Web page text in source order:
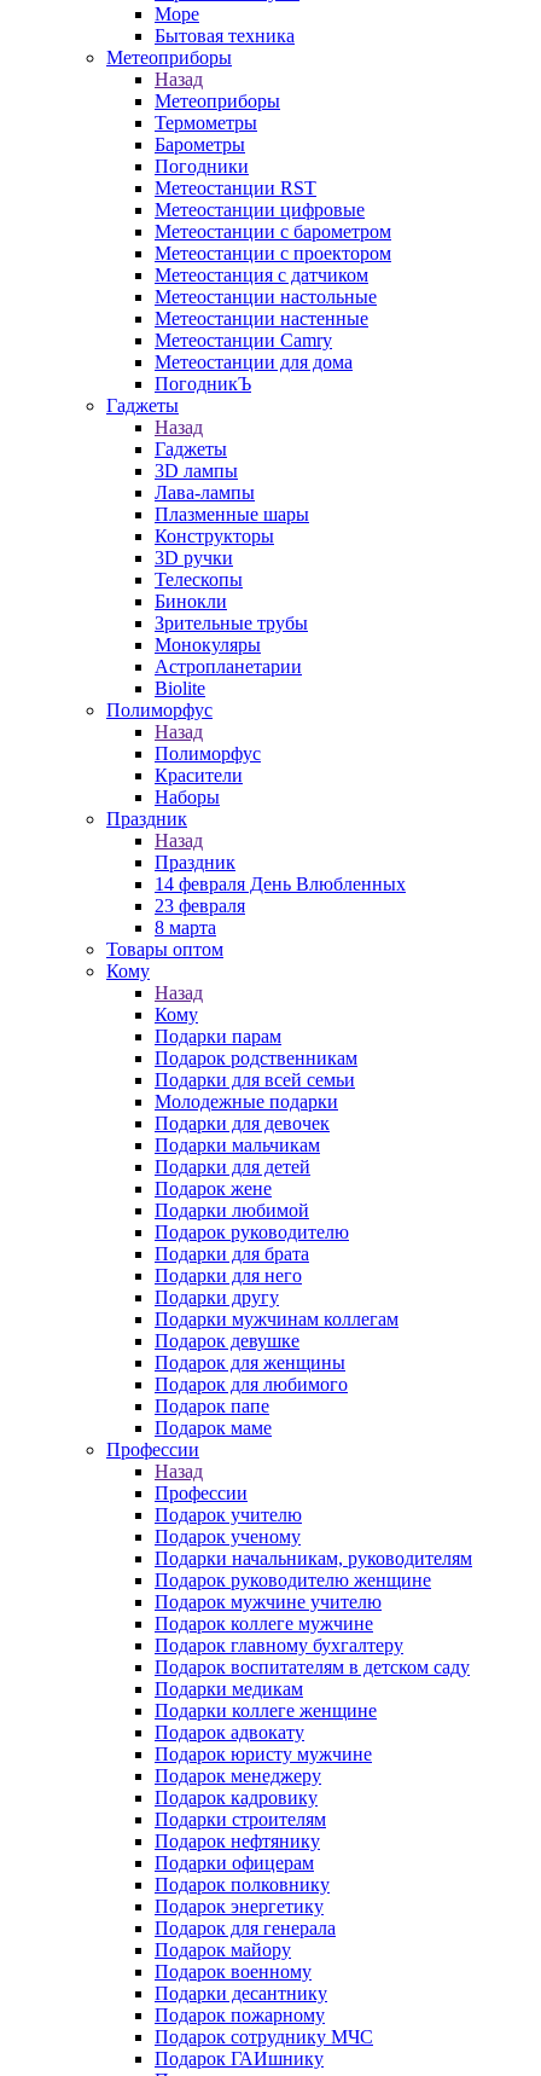
Море
Бытовая техника
Метеоприборы
Назад
Метеоприборы
Термометры
Барометры
Погодники
Метеостанции RST
Метеостанции цифровые
Метеостанции с барометром
Метеостанции с проектором
Метеостанция с датчиком
Метеостанции настольные
Метеостанции настенные
Метеостанции Camry
Метеостанции для дома
ПогодникЪ
Гаджеты
Назад
Гаджеты
3D лампы
Лава-лампы
Плазменные шары
Конструкторы
3D ручки
Телескопы
Бинокли
Зрительные трубы
Монокуляры
Астропланетарии
Biolite
Полиморфус
Назад
Полиморфус
Красители
Наборы
Праздник
Назад
Праздник
14 февраля День Влюбленных
23 февраля
8 марта
Товары оптом
Кому
Назад
Кому
Подарки парам
Подарок родственникам
Подарки для всей семьи
Молодежные подарки
Подарки для девочек
Подарки мальчикам
Подарки для детей
Подарок жене
Подарки любимой
Подарок руководителю
Подарки для брата
Подарки для него
Подарки другу
Подарки мужчинам коллегам
Подарок девушке
Подарок для женщины
Подарок для любимого
Подарок папе
Подарок маме
Профессии
Назад
Профессии
Подарок учителю
Подарок ученому
Подарки начальникам, руководителям
Подарок руководителю женщине
Подарок мужчине учителю
Подарок коллеге мужчине
Подарок главному бухгалтеру
Подарок воспитателям в детском саду
Подарки медикам
Подарки коллеге женщине
Подарок адвокату
Подарок юристу мужчине
Подарок менеджеру
Подарок кадровику
Подарки строителям
Подарок нефтянику
Подарки офицерам
Подарок полковнику
Подарок энергетику
Подарок для генерала
Подарок майору
Подарок военному
Подарки десантнику
Подарок пожарному
Подарок сотруднику МЧС
Подарок ГАИшнику